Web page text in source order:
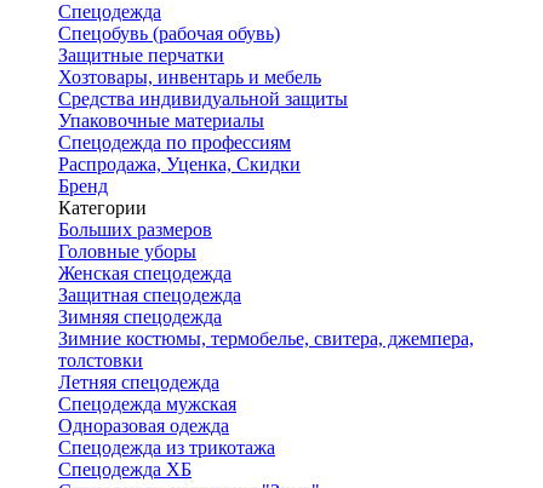
Спецодежда
Спецобувь (рабочая обувь)
Защитные перчатки
Хозтовары, инвентарь и мебель
Средства индивидуальной защиты
Упаковочные материалы
Спецодежда по профессиям
Распродажа, Уценка, Скидки
Бренд
Категории
Больших размеров
Головные уборы
Женская спецодежда
Защитная спецодежда
Зимняя спецодежда
Зимние костюмы, термобелье, свитера, джемпера,
толстовки
Летняя спецодежда
Спецодежда мужская
Одноразовая одежда
Спецодежда из трикотажа
Спецодежда ХБ